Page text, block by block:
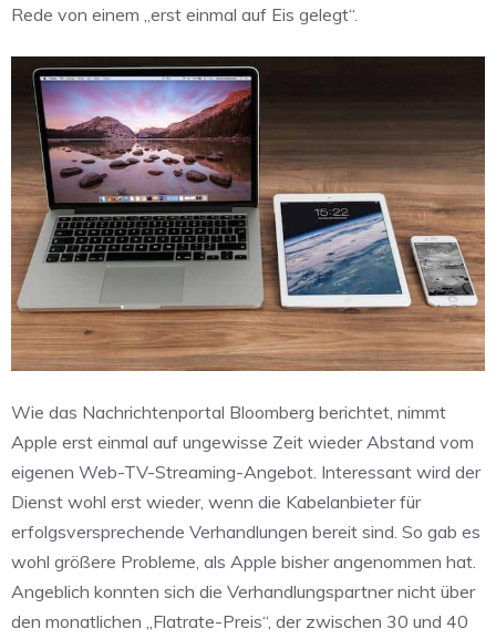
Rede von einem „erst einmal auf Eis gelegt“.
Wie das Nachrichtenportal Bloomberg berichtet, nimmt
Apple erst einmal auf ungewisse Zeit wieder Abstand vom
eigenen Web-TV-Streaming-Angebot. Interessant wird der
Dienst wohl erst wieder, wenn die Kabelanbieter für
erfolgsversprechende Verhandlungen bereit sind. So gab es
wohl größere Probleme, als Apple bisher angenommen hat.
Angeblich konnten sich die Verhandlungspartner nicht über
den monatlichen „Flatrate-Preis“, der zwischen 30 und 40